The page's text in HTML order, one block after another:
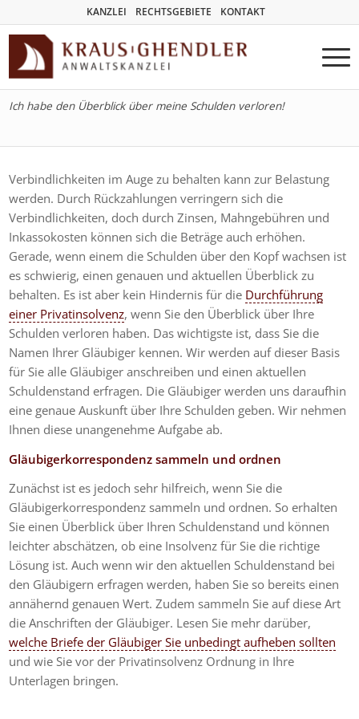
KANZLEI RECHTSGEBIETE KONTAKT
Ich habe den Überblick über meine Schulden verloren!
Verbindlichkeiten im Auge zu behalten kann zur Belastung
werden. Durch Rückzahlungen verringern sich die
Verbindlichkeiten, doch durch Zinsen, Mahngebühren und
Inkassokosten können sich die Beträge auch erhöhen.
Gerade, wenn einem die Schulden über den Kopf wachsen ist
es schwierig, einen genauen und aktuellen Überblick zu
behalten. Es ist aber kein Hindernis für die Durchführung
einer Privatinsolvenz, wenn Sie den Überblick über Ihre
Schulden verloren haben. Das wichtigste ist, dass Sie die
Namen Ihrer Gläubiger kennen. Wir werden auf dieser Basis
für Sie alle Gläubiger anschreiben und einen aktuellen
Schuldenstand erfragen. Die Gläubiger werden uns daraufhin
eine genaue Auskunft über Ihre Schulden geben. Wir nehmen
Ihnen diese unangenehme Aufgabe ab.
Gläubigerkorrespondenz sammeln und ordnen
Zunächst ist es jedoch sehr hilfreich, wenn Sie die
Gläubigerkorrespondenz sammeln und ordnen. So erhalten
Sie einen Überblick über Ihren Schuldenstand und können
leichter abschätzen, ob eine Insolvenz für Sie die richtige
Lösung ist. Auch wenn wir den aktuellen Schuldenstand bei
den Gläubigern erfragen werden, haben Sie so bereits einen
annähernd genauen Wert. Zudem sammeln Sie auf diese Art
die Anschriften der Gläubiger. Lesen Sie mehr darüber,
welche Briefe der Gläubiger Sie unbedingt aufheben sollten
und wie Sie vor der Privatinsolvenz Ordnung in Ihre
Unterlagen bringen.